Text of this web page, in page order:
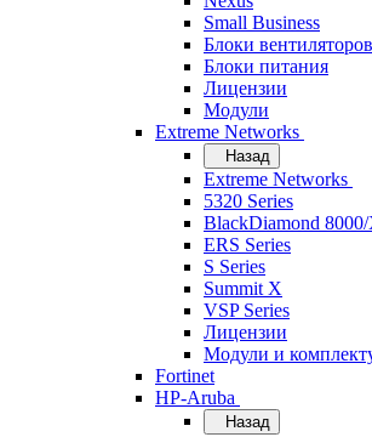
Small Business
Блоки вентиляторов
Блоки питания
Лицензии
Модули
Extreme Networks
Назад
Extreme Networks
5320 Series
BlackDiamond
ERS Series
S Series
Summit X
VSP Series
Лицензии
Модули и
Fortinet
HP-Aruba
Назад